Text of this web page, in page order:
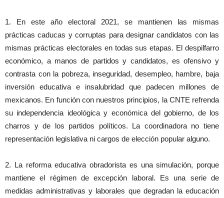
1. En este año electoral 2021, se mantienen las mismas
prácticas caducas y corruptas para designar candidatos con las
mismas prácticas electorales en todas sus etapas. El despilfarro
económico, a manos de partidos y candidatos, es ofensivo y
contrasta con la pobreza, inseguridad, desempleo, hambre, baja
inversión educativa e insalubridad que padecen millones de
mexicanos. En función con nuestros principios, la CNTE refrenda
su independencia ideológica y económica del gobierno, de los
charros y de los partidos políticos. La coordinadora no tiene
representación legislativa ni cargos de elección popular alguno.
2. La reforma educativa obradorista es una simulación, porque
mantiene el régimen de excepción laboral. Es una serie de
medidas administrativas y laborales que degradan la educación